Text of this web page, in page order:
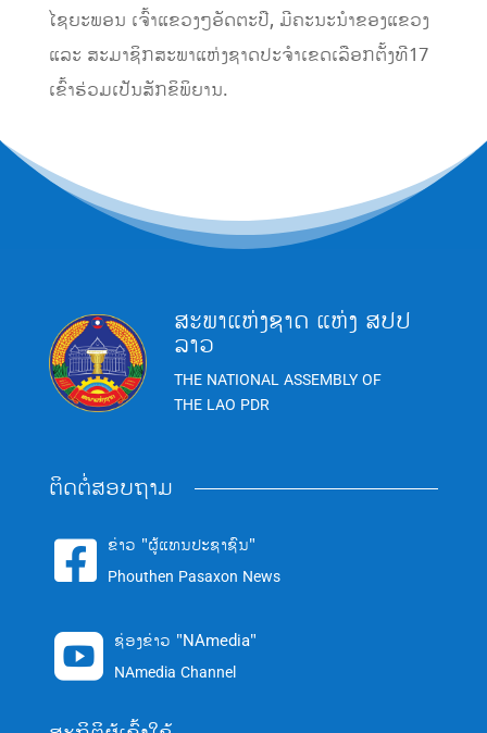
ໄຊຍະພອນ​ ເຈົ້າແຂວງ​ໆ​ອັດຕະປື, ມີຄະນະນໍາຂອງແຂວງ
ແລະ​ ສະມາຊິກສະພາແຫ່ງຊາດປະຈໍາເຂດເລືອກຕັ້ງທີ17​
ເຂົ້າຮ່ວມເປັນສັກຂິພິຍານ.
ສະພາແຫ່ງຊາດ ແຫ່ງ ສປປ
ລາວ
THE NATIONAL ASSEMBLY OF
THE LAO PDR
ຕິດຕໍ່ສອບຖາມ
 ຂ່າວ "ຜູ້ແທນປະຊາຊົນ"
Phouthen Pasaxon News
 ຊ່ອງຂ່າວ "NAmedia"
NAmedia Channel